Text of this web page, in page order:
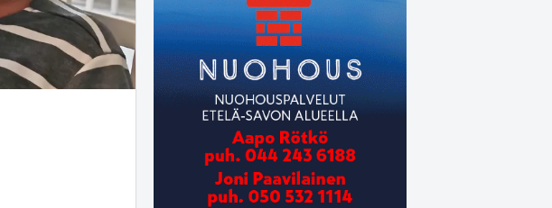
Ohto Helske ja Otto Lindsted opastivat Helena